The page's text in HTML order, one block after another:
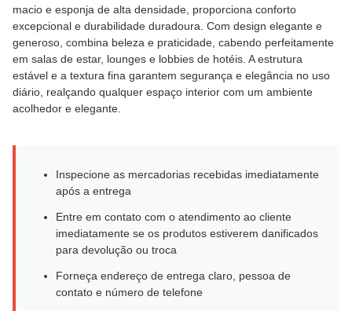
macio e esponja de alta densidade, proporciona conforto
excepcional e durabilidade duradoura. Com design elegante e
generoso, combina beleza e praticidade, cabendo perfeitamente
em salas de estar, lounges e lobbies de hotéis. A estrutura
estável e a textura fina garantem segurança e elegância no uso
diário, realçando qualquer espaço interior com um ambiente
acolhedor e elegante.
Inspecione as mercadorias recebidas imediatamente
após a entrega
Entre em contato com o atendimento ao cliente
imediatamente se os produtos estiverem danificados
para devolução ou troca
Forneça endereço de entrega claro, pessoa de
contato e número de telefone